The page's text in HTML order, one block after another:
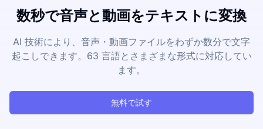
数秒で音声と動画をテキストに変換
AI 技術により、音声・動画ファイルをわずか数分で文字
起こしできます。63 言語とさまざまな形式に対応してい
ます。
無料で試す